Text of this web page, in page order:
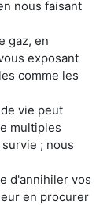
nous faisant
gaz, en
exposant
comme les
vie peut
multiples
; nous
d'annihiler vos
en procurer